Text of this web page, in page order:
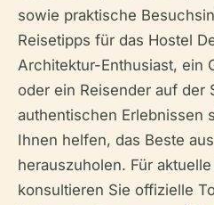
sowie praktische
Reisetipps für das Hostel
Architektur-Enthusiast, ein
oder ein Reisender auf der
authentischen Erlebnissen
Ihnen helfen, das Beste
herauszuholen. Für
konsultieren Sie offizielle